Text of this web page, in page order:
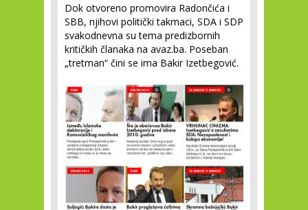
Dok otvoreno promovira Radončića i
SBB, njihovi politički takmaci, SDA i SDP
svakodnevna su tema predizbornih
kritičkih članaka na avaz.ba. Poseban
„tretman“ čini se ima Bakir Izetbegović.